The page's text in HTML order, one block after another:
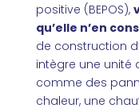
positive (BEPOS),
qu’elle n’en
de construction
intègre une unité
comme des
chaleur, une